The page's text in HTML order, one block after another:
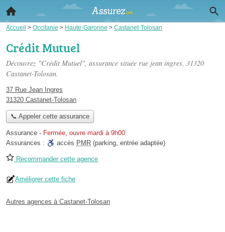
Accueil > Occitanie > Haute-Garonne > Castanet-Tolosan
Crédit Mutuel
Découvrez "Crédit Mutuel", assurance située rue jean ingres, 31320
Castanet-Tolosan.
37 Rue Jean Ingres
31320 Castanet-Tolosan
📞 Appeler cette assurance
Assurance - Fermée, ouvre mardi à 9h00
Assurances :
accès PMR (parking, entrée adaptée)
Recommander cette agence
Améliorer cette fiche
Autres agences à Castanet-Tolosan